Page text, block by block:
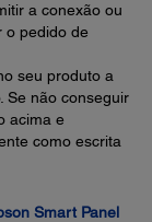
a conexão ou
o pedido de
seu produto a
Se não conseguir
acima e
como escrita
Smart Panel